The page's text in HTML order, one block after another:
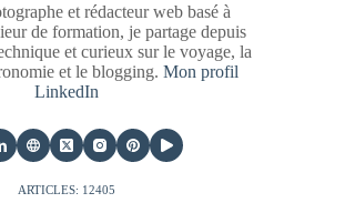
et rédacteur web basé à
de formation, je partage depuis
et curieux sur le voyage, la
et le blogging. Mon profil
LinkedIn
ARTICLES: 12405